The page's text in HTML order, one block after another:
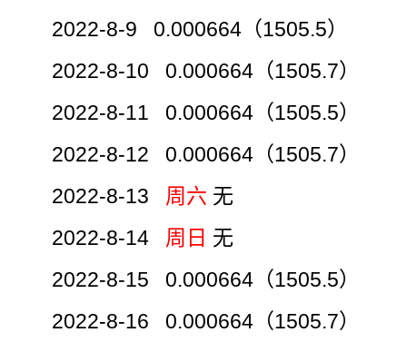
2022-8-9 0.000664（1505.5）
2022-8-10 0.000664（1505.7）
2022-8-11 0.000664（1505.5）
2022-8-12 0.000664（1505.7）
2022-8-13 周六 无
2022-8-14 周日 无
2022-8-15 0.000664（1505.5）
2022-8-16 0.000664（1505.7）